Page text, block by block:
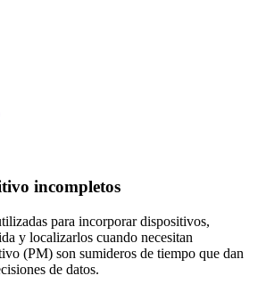
incompletos
para incorporar dispositivos,
y localizarlos cuando necesitan
(PM) son sumideros de tiempo que dan
de datos.